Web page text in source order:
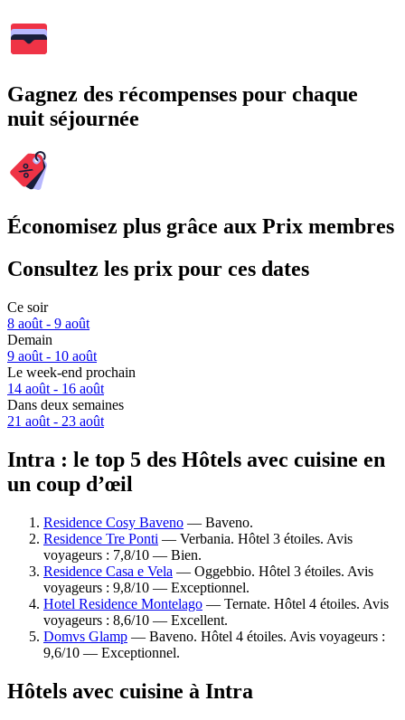
Gagnez des récompenses pour chaque
nuit séjournée
Économisez plus grâce aux Prix membres
Consultez les prix pour ces dates
Ce soir
8 août - 9 août
Demain
9 août - 10 août
Le week-end prochain
14 août - 16 août
Dans deux semaines
21 août - 23 août
Intra : le top 5 des Hôtels avec cuisine en
un coup d’œil
Residence Cosy Baveno — Baveno.
Residence Tre Ponti — Verbania. Hôtel 3 étoiles. Avis
voyageurs : 7,8/10 — Bien.
Residence Casa e Vela — Oggebbio. Hôtel 3 étoiles. Avis
voyageurs : 9,8/10 — Exceptionnel.
Hotel Residence Montelago — Ternate. Hôtel 4 étoiles. Avis
voyageurs : 8,6/10 — Excellent.
Domvs Glamp — Baveno. Hôtel 4 étoiles. Avis voyageurs :
9,6/10 — Exceptionnel.
Hôtels avec cuisine à Intra